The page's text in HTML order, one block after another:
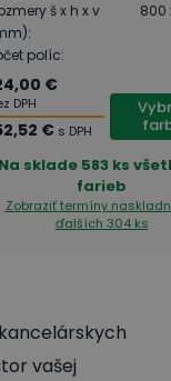
š x h x v
:
800
políc:
€
DPH
€ s DPH
Na sklade 583 ks
farieb
Zobraziť termíny
ďalších 304 ks
vašej